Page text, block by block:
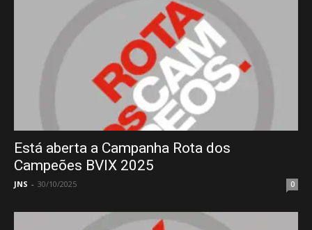
Está aberta a Campanha Rota dos
Campeões BVIX 2025
JNS - 30/10/2025 0